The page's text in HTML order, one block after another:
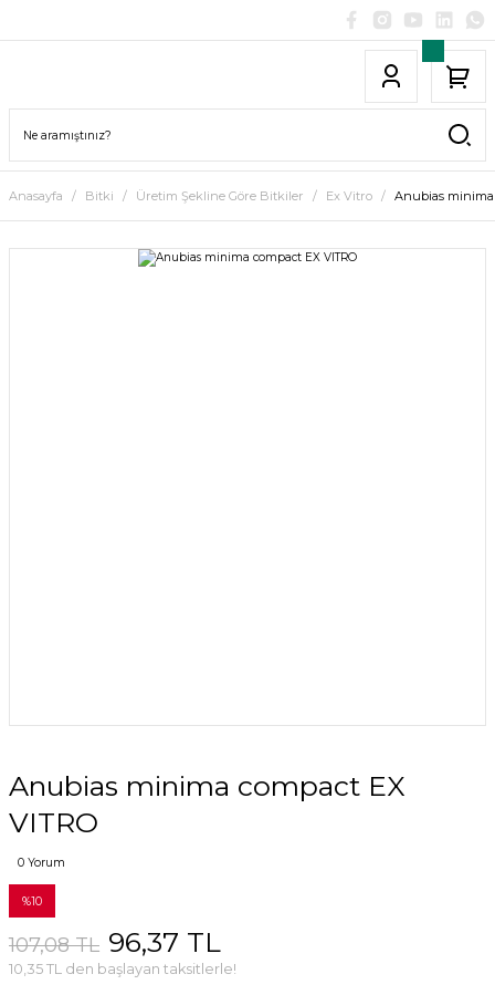
Anasayfa Bitki Üretim Şekline Göre Bitkiler Ex Vitro Anubias minima
Anubias minima compact EX
VITRO
0 Yorum
%10
107,08 TL 96,37 TL
10,35 TL den başlayan taksitlerle!